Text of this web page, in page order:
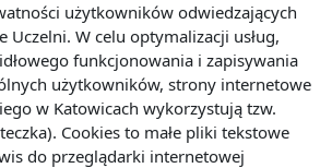
użytkowników odwiedzających
Uczelni. W celu optymalizacji usług,
funkcjonowania i zapisywania
użytkowników, strony internetowe
w Katowicach wykorzystują tzw.
Cookies to małe pliki tekstowe
do przeglądarki internetowej